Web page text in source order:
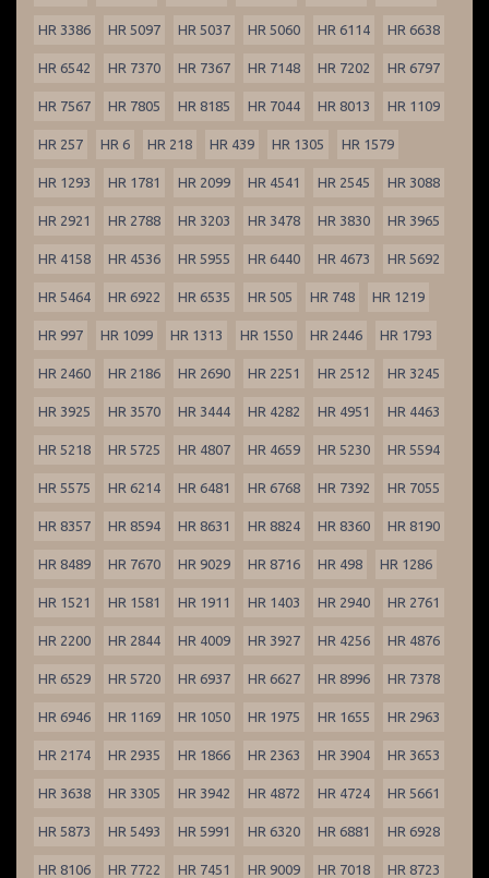
HR 3386 HR 5097 HR 5037 HR 5060 HR 6114 HR 6638
HR 6542 HR 7370 HR 7367 HR 7148 HR 7202 HR 6797
HR 7567 HR 7805 HR 8185 HR 7044 HR 8013 HR 1109
HR 257 HR 6 HR 218 HR 439 HR 1305 HR 1579
HR 1293 HR 1781 HR 2099 HR 4541 HR 2545 HR 3088
HR 2921 HR 2788 HR 3203 HR 3478 HR 3830 HR 3965
HR 4158 HR 4536 HR 5955 HR 6440 HR 4673 HR 5692
HR 5464 HR 6922 HR 6535 HR 505 HR 748 HR 1219
HR 997 HR 1099 HR 1313 HR 1550 HR 2446 HR 1793
HR 2460 HR 2186 HR 2690 HR 2251 HR 2512 HR 3245
HR 3925 HR 3570 HR 3444 HR 4282 HR 4951 HR 4463
HR 5218 HR 5725 HR 4807 HR 4659 HR 5230 HR 5594
HR 5575 HR 6214 HR 6481 HR 6768 HR 7392 HR 7055
HR 8357 HR 8594 HR 8631 HR 8824 HR 8360 HR 8190
HR 8489 HR 7670 HR 9029 HR 8716 HR 498 HR 1286
HR 1521 HR 1581 HR 1911 HR 1403 HR 2940 HR 2761
HR 2200 HR 2844 HR 4009 HR 3927 HR 4256 HR 4876
HR 6529 HR 5720 HR 6937 HR 6627 HR 8996 HR 7378
HR 6946 HR 1169 HR 1050 HR 1975 HR 1655 HR 2963
HR 2174 HR 2935 HR 1866 HR 2363 HR 3904 HR 3653
HR 3638 HR 3305 HR 3942 HR 4872 HR 4724 HR 5661
HR 5873 HR 5493 HR 5991 HR 6320 HR 6881 HR 6928
HR 8106 HR 7722 HR 7451 HR 9009 HR 7018 HR 8723